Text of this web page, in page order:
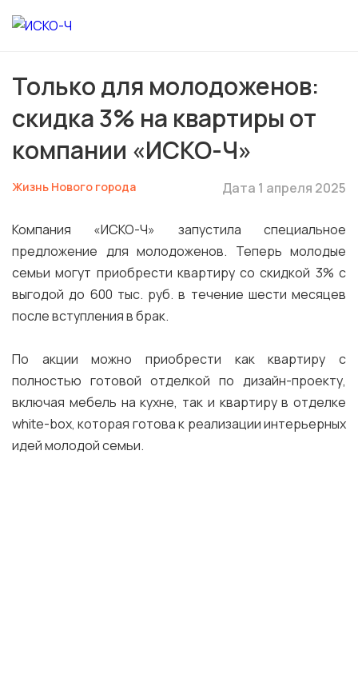
Только для молодоженов:
скидка 3% на квартиры от
компании «ИСКО-Ч»
Жизнь Нового города Дата 1 апреля 2025
Компания «ИСКО-Ч» запустила специальное
предложение для молодоженов. Теперь молодые
семьи могут приобрести квартиру со скидкой 3% с
выгодой до 600 тыс. руб. в течение шести месяцев
после вступления в брак.
По акции можно приобрести как квартиру с
полностью готовой отделкой по дизайн-проекту,
включая мебель на кухне, так и квартиру в отделке
white-box, которая готова к реализации интерьерных
идей молодой семьи.